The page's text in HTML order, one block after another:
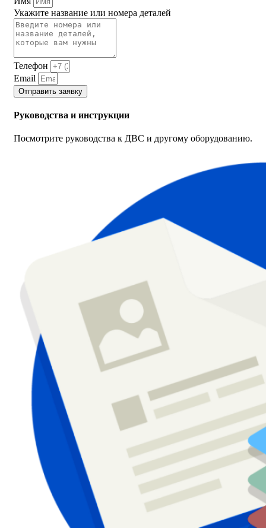
Укажите название или номера деталей
Телефон
Email
Отправить заявку
Руководства и инструкции
Посмотрите руководства к ДВС и другому оборудованию.